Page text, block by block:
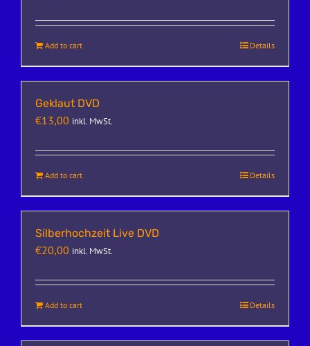
Add to cart Details
Geklaut DVD
€13,00 inkl. MwSt.
Add to cart Details
Silberhochzeit Live DVD
€20,00 inkl. MwSt.
Add to cart Details